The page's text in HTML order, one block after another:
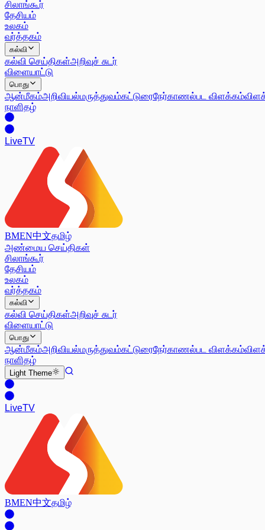
சிலாங்கூர்
தேசியம்
உலகம்
வர்த்தகம்
கல்வி
கல்வி செய்திகள்அறிவுச் சுடர்
விளையாட்டு
பொது
ஆன்மீகம்அறிவியல்மருத்துவம்கட்டுரைநேர்காணல்பட விளக்கம்
நாளிதழ்
LiveTV
BMEN中文தமிழ்
அண்மைய செய்திகள்
சிலாங்கூர்
தேசியம்
உலகம்
வர்த்தகம்
கல்வி
கல்வி செய்திகள்அறிவுச் சுடர்
விளையாட்டு
பொது
ஆன்மீகம்அறிவியல்மருத்துவம்கட்டுரைநேர்காணல்பட விளக்கம்
நாளிதழ்
Light Theme
LiveTV
BMEN中文தமிழ்